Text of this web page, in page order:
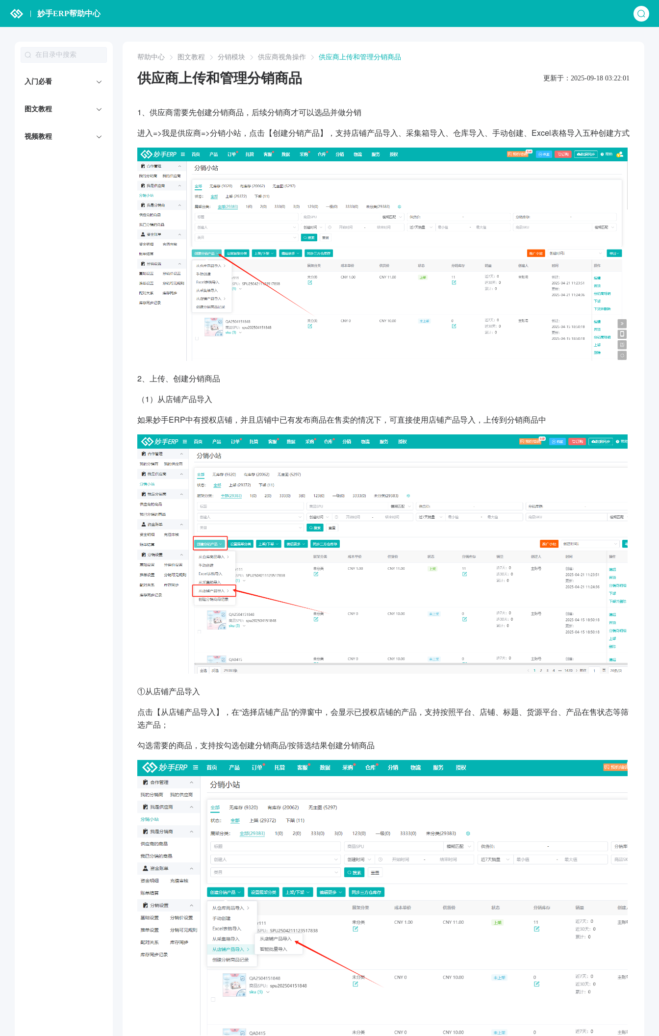
妙手ERP帮助中心
入门必看
图文教程
视频教程
帮助中心 图文教程 分销模块 供应商视角操作 供应商上传和管理分销商品
供应商上传和管理分销商品 更新于：2025-09-18 03:22:01
1、供应商需要先创建分销商品，后续分销商才可以选品并做分销
进入=>我是供应商=>分销小站，点击【创建分销产品】，支持店铺产品导入、采集箱导入、仓库导入、手动创建、Excel表格导入五种创建方式
2、上传、创建分销商品
（1）从店铺产品导入
如果妙手ERP中有授权店铺，并且店铺中已有发布商品在售卖的情况下，可直接使用店铺产品导入，上传到分销商品中
①从店铺产品导入
点击【从店铺产品导入】，在“选择店铺产品”的弹窗中，会显示已授权店铺的产品，支持按照平台、店铺、标题、货源平台、产品在售状态等筛
选产品；
勾选需要的商品，支持按勾选创建分销商品/按筛选结果创建分销商品